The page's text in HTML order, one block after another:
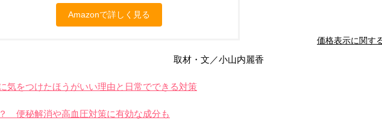
Amazonで詳しく見る
取材・文／小山内麗香
気をつけたほうがいい理由と日常でできる対策
便秘解消や高血圧対策に有効な成分も
夫との関係
新津春子
価格表示に関す